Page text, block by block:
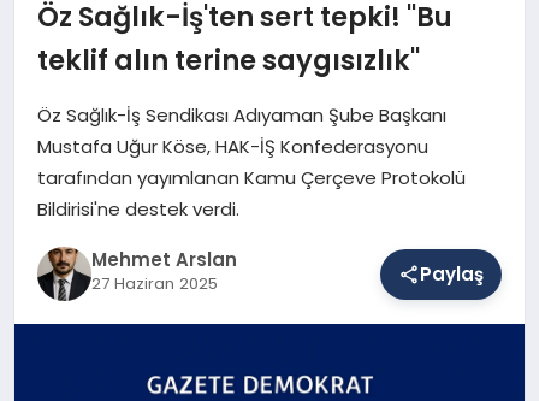
SPOR
SAĞLIK
Öz Sağlık-İş'ten sert tepki! "Bu
teklif alın terine saygısızlık"
Öz Sağlık-İş Sendikası Adıyaman Şube Başkanı
Mustafa Uğur Köse, HAK-İŞ Konfederasyonu
tarafından yayımlanan Kamu Çerçeve Protokolü
Bildirisi'ne destek verdi.
Mehmet Arslan
27 Haziran 2025 Paylaş